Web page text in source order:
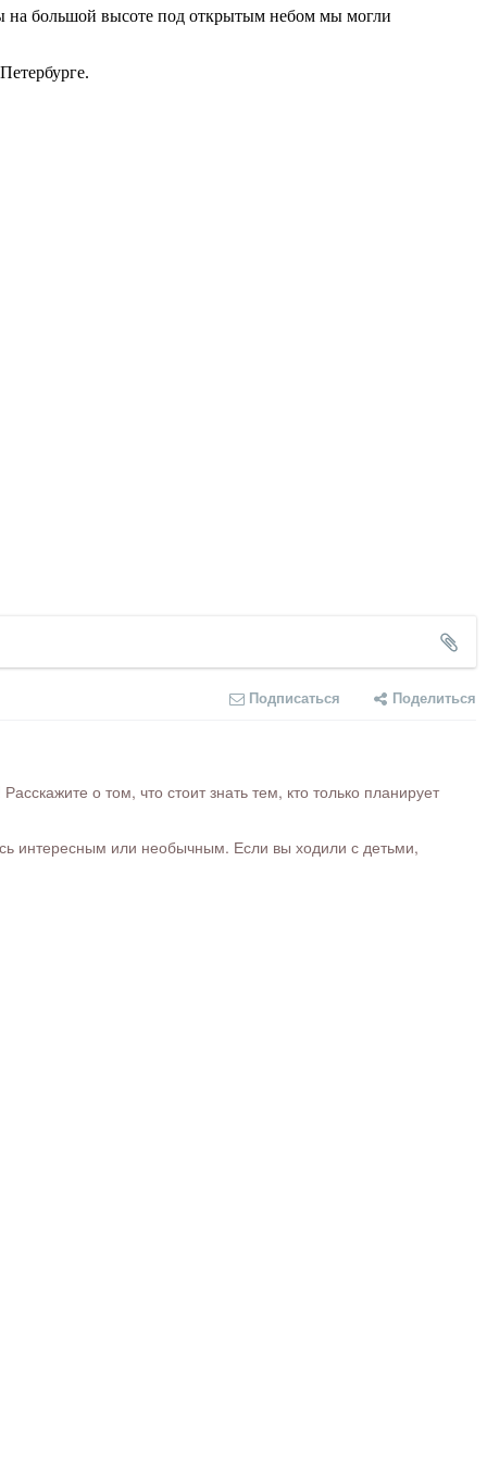
на большой высоте под открытым небом мы могли
Подписаться Поделиться
о том, что стоит знать тем, кто только планирует
интересным или необычным. Если вы ходили с детьми,